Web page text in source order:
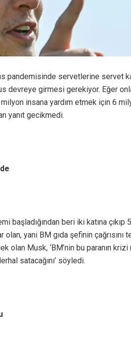
pandemisinde servetlerine servet
devreye girmesi gerekiyor. Eğer
insana yardım etmek için 6
yanıt gecikmedi.
başladığından beri iki katına çıkıp
yani BM gıda şefinin çağrısını
olan Musk, ‘BM’nin bu paranın
satacağını’ söyledi.